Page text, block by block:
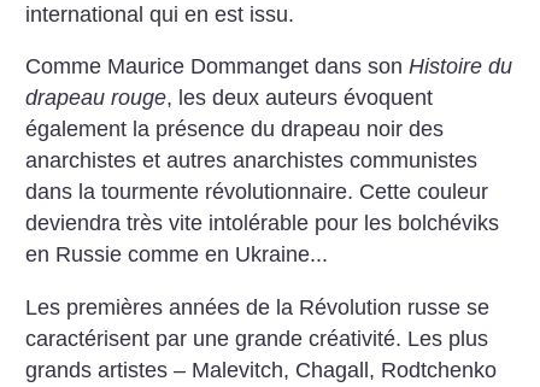
international qui en est issu.
Comme Maurice Dommanget dans sonHistoire du
drapeau rouge, les deux auteurs évoquent
également la présence du drapeau noir des
anarchistes et autres anarchistes communistes
dans la tourmente révolutionnaire. Cette couleur
deviendra très vite intolérable pour les bolchéviks
en Russie comme en Ukraine...
Les premières années de la Révolution russe se
caractérisent par une grande créativité. Les plus
grands artistes – Malevitch, Chagall, Rodtchenko